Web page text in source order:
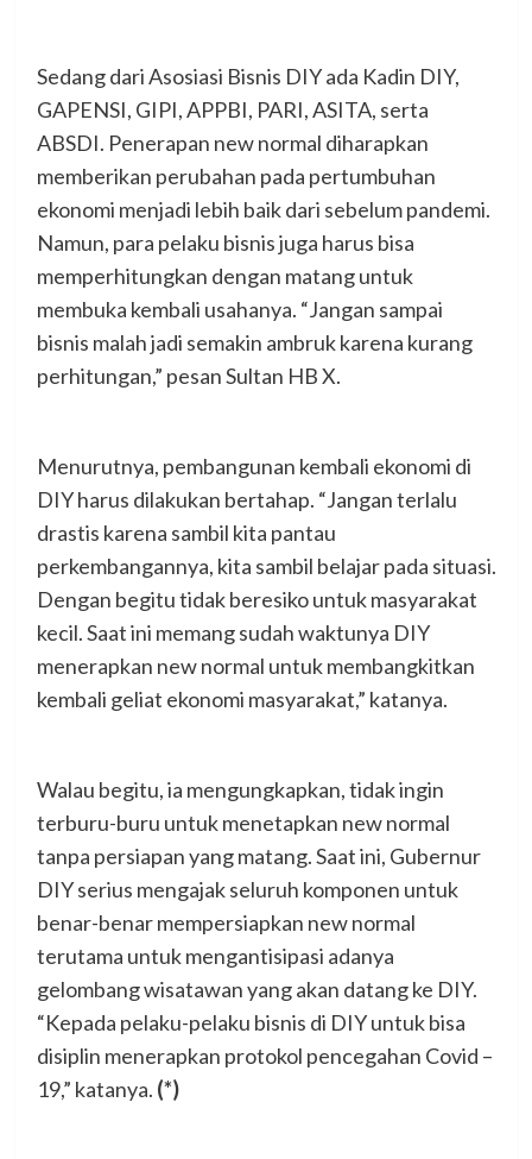
Sedang dari Asosiasi Bisnis DIY ada Kadin DIY,
GAPENSI, GIPI, APPBI, PARI, ASITA, serta
ABSDI. Penerapan new normal diharapkan
memberikan perubahan pada pertumbuhan
ekonomi menjadi lebih baik dari sebelum pandemi.
Namun, para pelaku bisnis juga harus bisa
memperhitungkan dengan matang untuk
membuka kembali usahanya. “Jangan sampai
bisnis malah jadi semakin ambruk karena kurang
perhitungan,” pesan Sultan HB X.
Menurutnya, pembangunan kembali ekonomi di
DIY harus dilakukan bertahap. “Jangan terlalu
drastis karena sambil kita pantau
perkembangannya, kita sambil belajar pada situasi.
Dengan begitu tidak beresiko untuk masyarakat
kecil. Saat ini memang sudah waktunya DIY
menerapkan new normal untuk membangkitkan
kembali geliat ekonomi masyarakat,” katanya.
Walau begitu, ia mengungkapkan, tidak ingin
terburu-buru untuk menetapkan new normal
tanpa persiapan yang matang. Saat ini, Gubernur
DIY serius mengajak seluruh komponen untuk
benar-benar mempersiapkan new normal
terutama untuk mengantisipasi adanya
gelombang wisatawan yang akan datang ke DIY.
“Kepada pelaku-pelaku bisnis di DIY untuk bisa
disiplin menerapkan protokol pencegahan Covid –
19,” katanya. (*)